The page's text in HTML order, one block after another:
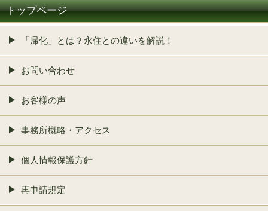
トップページ
「帰化」とは？永住との違いを解説！
お問い合わせ
お客様の声
事務所概略・アクセス
個人情報保護方針
再申請規定